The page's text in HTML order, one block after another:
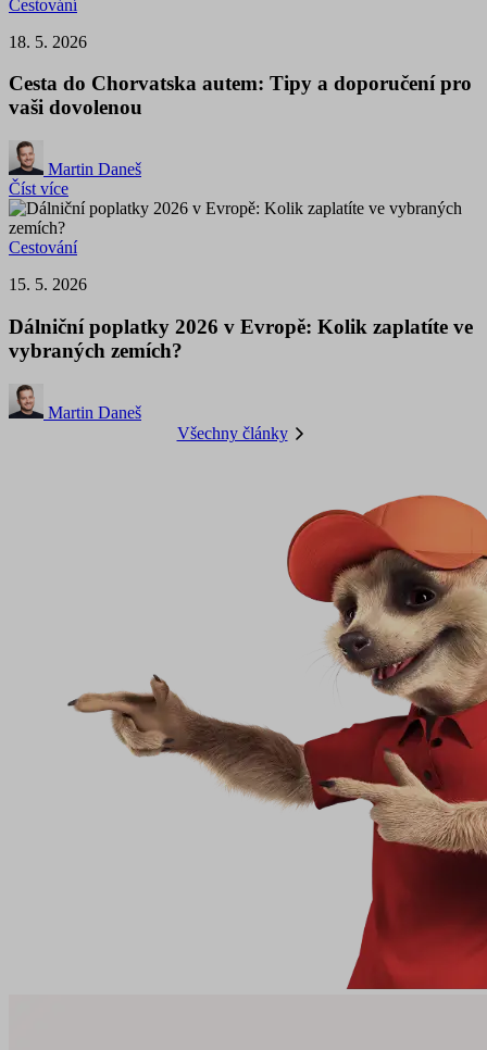
Cestování
18. 5. 2026
Cesta do Chorvatska autem: Tipy a doporučení pro
vaši dovolenou
Martin Daneš
Číst více
Cestování
15. 5. 2026
Dálniční poplatky 2026 v Evropě: Kolik zaplatíte ve
vybraných zemích?
Martin Daneš
Všechny články